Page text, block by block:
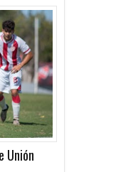
Unión